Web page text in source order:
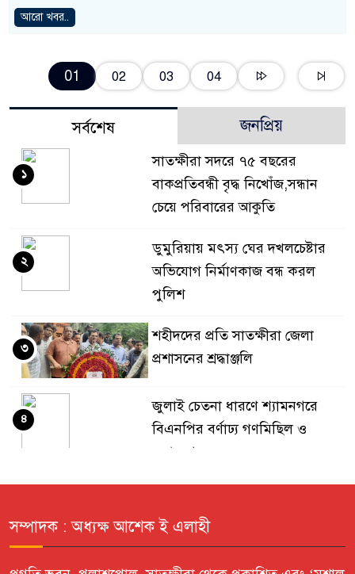
আরো খবর..
01 02 03 04
সর্বশেষ জনপ্রিয়
সাতক্ষীরা সদরে ৭৫ বছরের
বাকপ্রতিবন্ধী বৃদ্ধ নিখোঁজ,সন্ধান
চেয়ে পরিবারের আকুতি
১
ডুমুরিয়ায় মৎস্য ঘের দখলচেষ্টার
অভিযোগ নির্মাণকাজ বন্ধ করল
পুলিশ
২
শহীদদের প্রতি সাতক্ষীরা জেলা
প্রশাসনের শ্রদ্ধাঞ্জলি
৩
জুলাই চেতনা ধারণে শ্যামনগরে
বিএনপির বর্ণাঢ্য গণমিছিল ও
সমাবেশ
৪
দোয়া
উচ্চ আদালতের নির্দেশ অমান্য করে
সম্পাদক : অধ্যক্ষ আশেক ই এলাহী